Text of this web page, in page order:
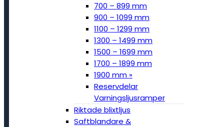
700 – 899 mm
900 – 1099 mm
1100 – 1299 mm
1300 – 1499 mm
1500 – 1699 mm
1700 – 1899 mm
1900 mm »
Reservdelar
Varningsljusramper
Riktade blixtljus
Saftblandare &